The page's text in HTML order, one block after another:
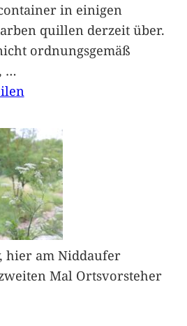
in einigen
quillen derzeit über.
ordnungsgemäß
…
hier am Niddaufer
Mal Ortsvorsteher